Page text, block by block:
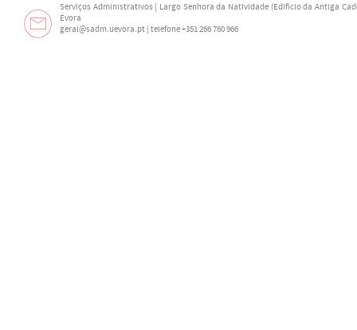
Serviços Administrativos | Largo Senhora da Natividade (Edifício da Antiga
Évora
geral@sadm.uevora.pt | telefone +351 266 760 966